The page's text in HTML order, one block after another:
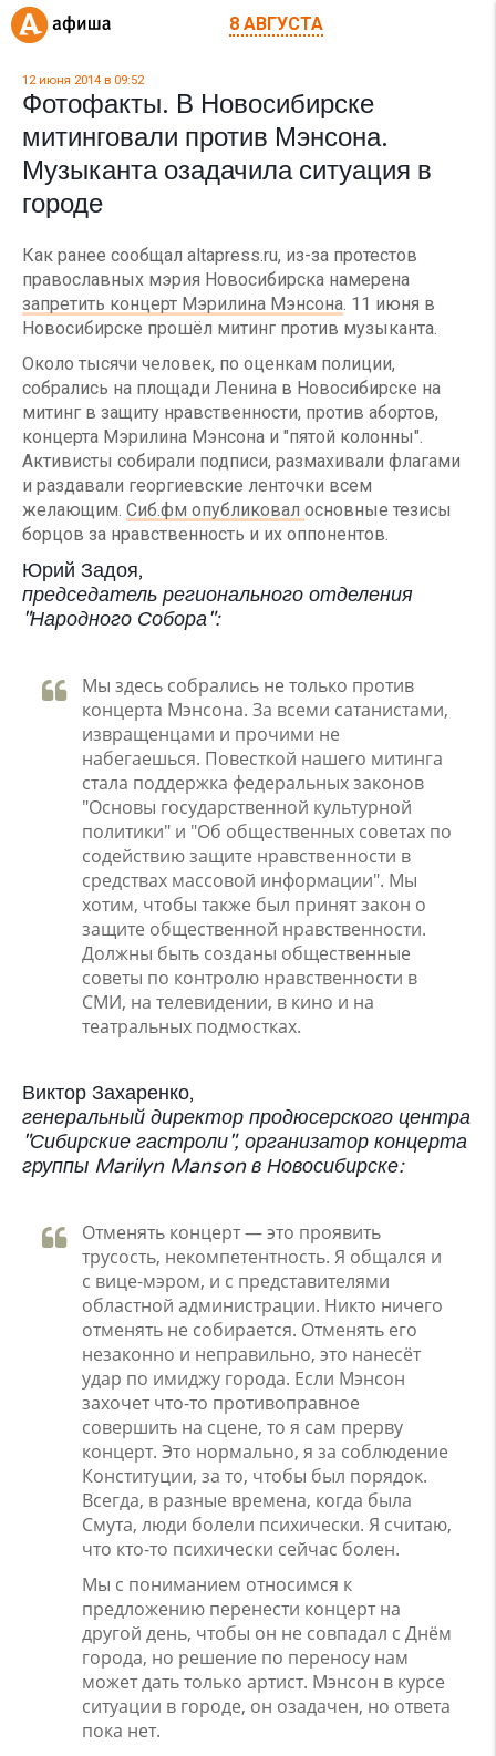
8 АВГУСТА
12 июня 2014 в 09:52
Фотофакты. В Новосибирске
митинговали против Мэнсона.
Музыканта озадачила ситуация в
городе
Как ранее сообщал altapress.ru, из-за протестов
православных мэрия Новосибирска намерена
запретить концерт Мэрилина Мэнсона. 11 июня в
Новосибирске прошёл митинг против музыканта.
Около тысячи человек, по оценкам полиции,
собрались на площади Ленина в Новосибирске на
митинг в защиту нравственности, против абортов,
концерта Мэрилина Мэнсона и "пятой колонны".
Активисты собирали подписи, размахивали флагами
и раздавали георгиевские ленточки всем
желающим. Сиб.фм опубликовал основные тезисы
борцов за нравственность и их оппонентов.
Юрий Задоя,
председатель регионального отделения
"Народного Собора":
Мы здесь собрались не только против
концерта Мэнсона. За всеми сатанистами,
извращенцами и прочими не
набегаешься. Повесткой нашего митинга
стала поддержка федеральных законов
"Основы государственной культурной
политики" и "Об общественных советах по
содействию защите нравственности в
средствах массовой информации". Мы
хотим, чтобы также был принят закон о
защите общественной нравственности.
Должны быть созданы общественные
советы по контролю нравственности в
СМИ, на телевидении, в кино и на
театральных подмостках.
Виктор Захаренко,
генеральный директор продюсерского центра
"Сибирские гастроли", организатор концерта
группы Marilyn Manson в Новосибирске:
Отменять концерт — это проявить
трусость, некомпетентность. Я общался и
с вице-мэром, и с представителями
областной администрации. Никто ничего
отменять не собирается. Отменять его
незаконно и неправильно, это нанесёт
удар по имиджу города. Если Мэнсон
захочет что-то противоправное
совершить на сцене, то я сам прерву
концерт. Это нормально, я за соблюдение
Конституции, за то, чтобы был порядок.
Всегда, в разные времена, когда была
Смута, люди болели психически. Я считаю,
что кто-то психически сейчас болен.
Мы с пониманием относимся к
предложению перенести концерт на
другой день, чтобы он не совпадал с Днём
города, но решение по переносу нам
может дать только артист. Мэнсон в курсе
ситуации в городе, он озадачен, но ответа
пока нет.